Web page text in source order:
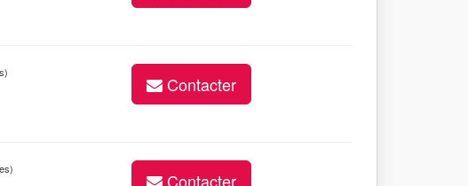
Contacter
Contacter